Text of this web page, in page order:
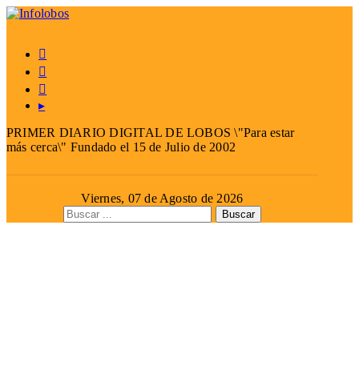



▸
PRIMER DIARIO DIGITAL DE LOBOS \"Para estar
más cerca\" Fundado el 15 de Julio de 2002
Viernes, 07 de Agosto de 2026